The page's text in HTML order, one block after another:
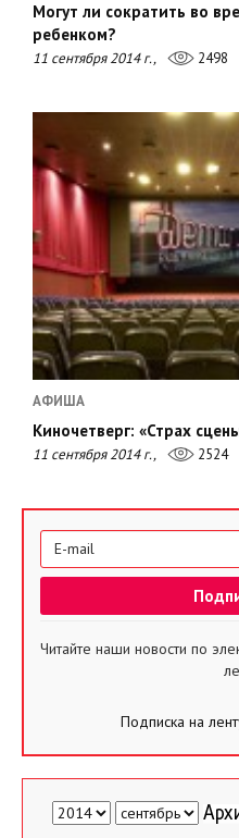
Могут ли сократить во
ребенком?
11 сентября 2014 г., 2498
АФИША
Киночетверг: «Страх
11 сентября 2014 г., 2524
Читайте наши новости по
Подписка на